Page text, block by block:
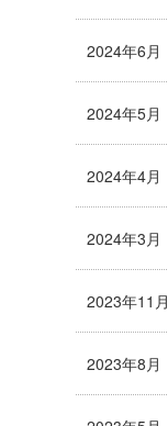
2024年6月
2024年5月
2024年4月
2024年3月
2023年11月
2023年8月